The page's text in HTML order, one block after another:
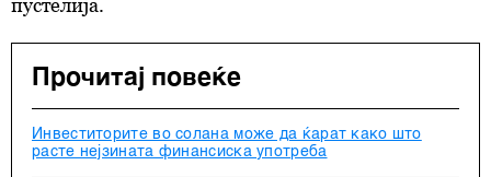
пустелија.
Прочитај повеќе
Инвеститорите во солана може да ќарат како што
расте нејзината финансиска употреба